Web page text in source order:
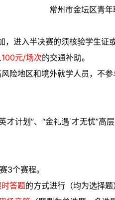
常州市金坛区青
进入半决赛的须核验学生证
100元/场次的交通补助。
险地区和境外就学人员，不
计划”、“金礼遇˙才无忧”
3个赛程。
答题的方式进行（均为选择